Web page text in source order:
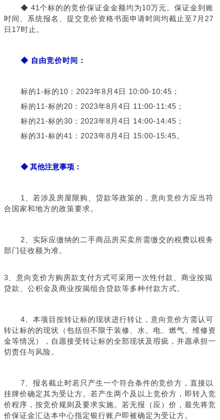
◆ 41个标的的竞价保证金金额均为10万元。 保证金到账
时间、系统报名、提交竞价资格书面申请时间均截止至7月27
日17时止。
◆ 自由竞价时间：
标的1-标的10：2023年8月4日 10:00-10:45；
标的11-标的20：2023年8月4日 11:00-11:45；
标的21-标的30：2023年8月4日 14:00-14:45；
标的31-标的41：2023年8月4日 15:00-15:45。
◆ 其他注意事项：
1、若涉及房屋限购、贷款等政策的，意向竞价方应当符
合国家和地方的政策要求。
2、实际应缴纳的二手商品房买卖所需缴交的税费以税务
部门征收额为准。
3、意向竞价方购房款支付方式可采用一次性付款、商业按揭
贷款、公积金及商业按揭组合贷款等多种付款方式。
4、本项目按转让标的现状进行转让，意向竞价方需认可
转让标的的现状（包括但不限于装修、水、电、燃气、维修资
金等情况），自愿接受转让标的全部现状及瑕疵，并愿承担一
切责任与风险。
7、报名截止时若只产生一个符合条件的竞价方，直接以
挂牌价确定其为受让方。若产生两个及以上竞价方，即转入竞
价程序，按竞价规则及要求实施。若无报（应）价，最先将竞
价保证金汇达本中心指定银行账户即被确定为受让方。